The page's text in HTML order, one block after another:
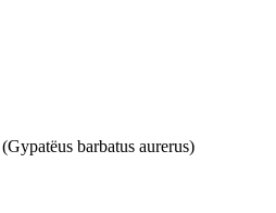
barbatus aurerus)